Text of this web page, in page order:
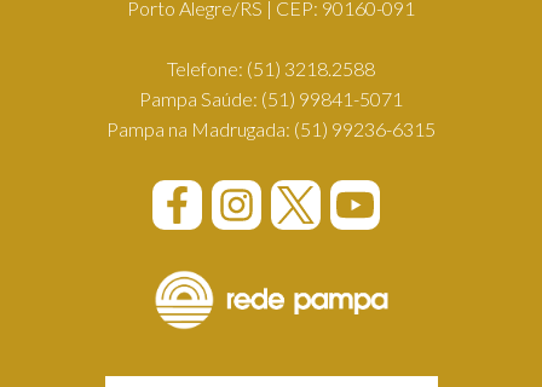
Porto Alegre/RS | CEP: 90160-091
Telefone: (51) 3218.2588
Pampa Saúde: (51) 99841-5071
Pampa na Madrugada: (51) 99236-6315